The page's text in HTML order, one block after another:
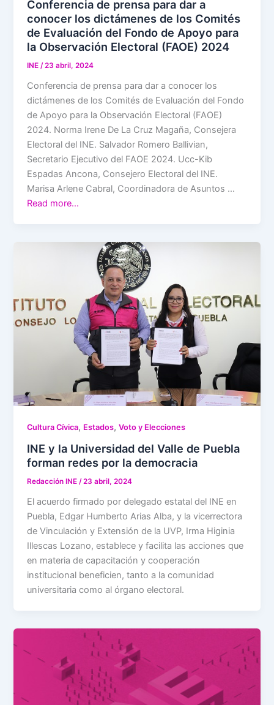
Conferencia de prensa para dar a
conocer los dictámenes de los Comités
de Evaluación del Fondo de Apoyo para
la Observación Electoral (FAOE) 2024
INE/23 abril, 2024
Conferencia de prensa para dar a conocer los
dictámenes de los Comités de Evaluación del Fondo
de Apoyo para la Observación Electoral (FAOE)
2024. Norma Irene De La Cruz Magaña, Consejera
Electoral del INE. Salvador Romero Ballivian,
Secretario Ejecutivo del FAOE 2024. Ucc-Kib
Espadas Ancona, Consejero Electoral del INE.
Marisa Arlene Cabral, Coordinadora de Asuntos …
Read more…
Cultura Cívica, Estados,Voto y Elecciones
INE y la Universidad del Valle de Puebla
forman redes por la democracia
Redacción INE/23 abril, 2024
El acuerdo firmado por delegado estatal del INE en
Puebla, Edgar Humberto Arias Alba, y la vicerrectora
de Vinculación y Extensión de la UVP, Irma Higinia
Illescas Lozano, establece y facilita las acciones que
en materia de capacitación y cooperación
institucional beneficien, tanto a la comunidad
universitaria como al órgano electoral.